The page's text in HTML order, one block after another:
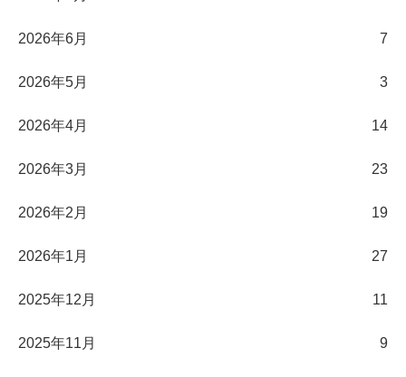
2026年6月 7
2026年5月 3
2026年4月 14
2026年3月 23
2026年2月 19
2026年1月 27
2025年12月 11
2025年11月 9